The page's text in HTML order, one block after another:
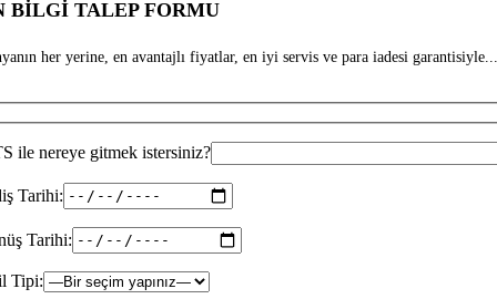
BİLGİ TALEP FORMU
her yerine, en avantajlı fiyatlar, en iyi servis ve para iadesi
ile nereye gitmek istersiniz?
Tarihi:
Tarihi:
Tipi: